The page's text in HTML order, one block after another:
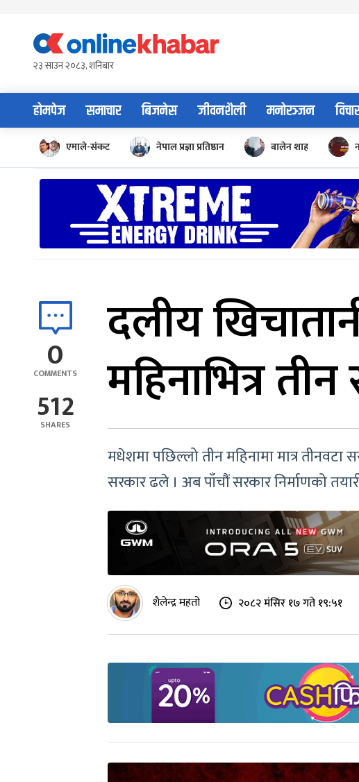
content२३ साउन २०८३, शनिबार
होमपेज समाचार बिजनेस जीवनशैली मनोरञ्जन विचार
एमाले-संकट नेपाल प्रज्ञा प्रतिष्ठान बालेन शाह
0
COMMENTS
512
SHARES
दलीय
महिनाभित्र
मधेशमा पछिल्लो तीन महिनामा मात्र तीनवटा
सरकार ढले । अब पाँचौं सरकार निर्माणको
शैलेन्द्र महतो २०८२ मंसिर १७ गते १९:५१